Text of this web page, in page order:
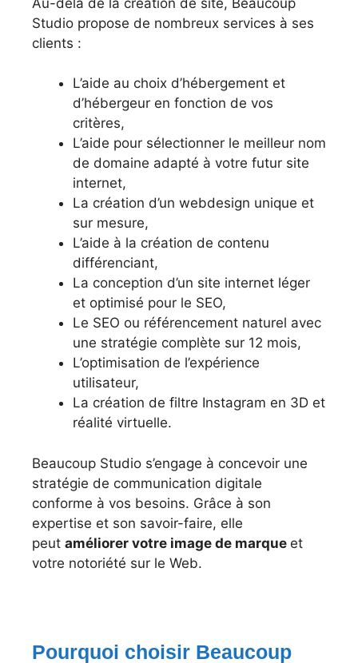
Studio propose de nombreux services à ses
clients :
L’aide au choix d’hébergement et
d’hébergeur en fonction de vos
critères,
L’aide pour sélectionner le meilleur nom
de domaine adapté à votre futur site
internet,
La création d’un webdesign unique et
sur mesure,
L’aide à la création de contenu
différenciant,
La conception d’un site internet léger
et optimisé pour le SEO,
Le SEO ou référencement naturel avec
une stratégie complète sur 12 mois,
L’optimisation de l’expérience
utilisateur,
La création de filtre Instagram en 3D et
réalité virtuelle.
Beaucoup Studio s’engage à concevoir une
stratégie de communication digitale
conforme à vos besoins. Grâce à son
expertise et son savoir-faire, elle
peut améliorer votre image de marque et
votre notoriété sur le Web.
Pourquoi choisir Beaucoup